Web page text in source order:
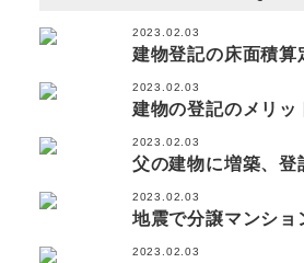
2023.02.03
建物登記の床面積算
2023.02.03
建物の登記のメリッ
2023.02.03
父の建物に増築、登
2023.02.03
地震で分譲マンショ
2023.02.03